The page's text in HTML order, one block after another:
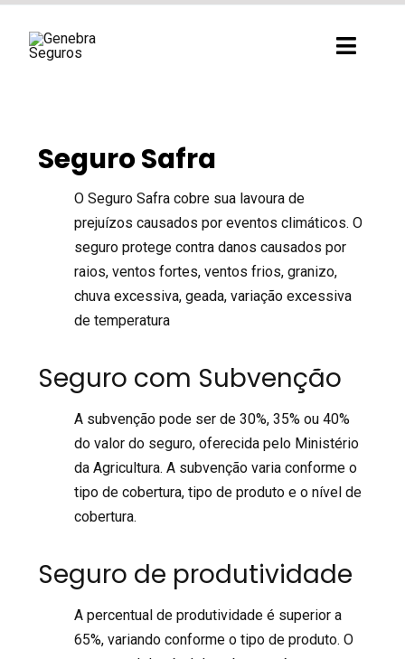
Seguro Safra
O Seguro Safra cobre sua lavoura de
prejuízos causados por eventos climáticos. O
seguro protege contra danos causados por
raios, ventos fortes, ventos frios, granizo,
chuva excessiva, geada, variação excessiva
de temperatura
Seguro com Subvenção
A subvenção pode ser de 30%, 35% ou 40%
do valor do seguro, oferecida pelo Ministério
da Agricultura. A subvenção varia conforme o
tipo de cobertura, tipo de produto e o nível de
cobertura.
Seguro de produtividade
A percentual de produtividade é superior a
65%, variando conforme o tipo de produto. O